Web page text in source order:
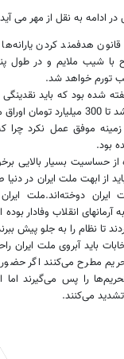
به نقل از مهر می
هدفمند کردن
با شیب ملایم و در طول
تورم خواهد شد.
شده بود که باید
دولت اجازه داده شد تا 300
زمینه موفق عمل نکرد چرا
بود.
از حساسیت بسیار بالایی
از ابهت ملت ایران در
آرمانهای انقلاب وفادار
تا نظام را به جلو پیش
باید آبروی ملت
مطرح می‌کنند اگر حضور
را پس می‌گیرند
تشدید می‌کنند.